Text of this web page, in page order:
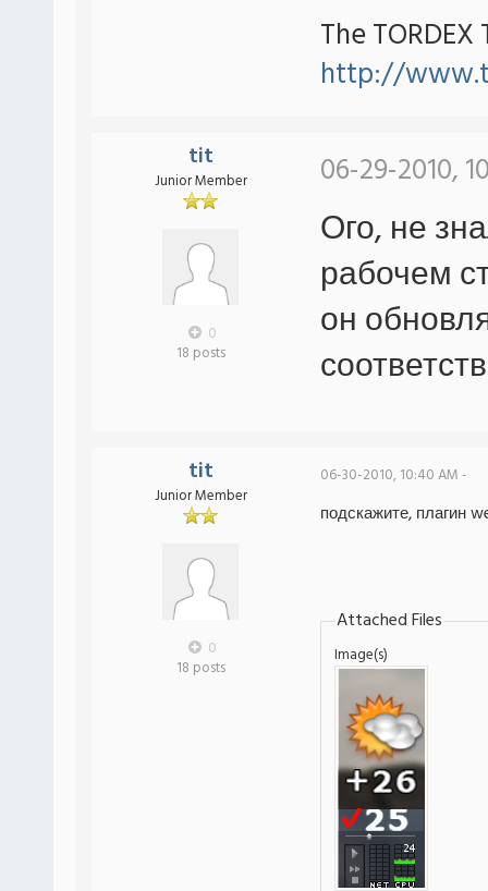
The TORDEX
http://
tit
Junior Member
0
18 posts
06-29-2010,
Ого, не
рабочем
он
tit
Junior Member
0
18 posts
06-30-2010, 10:40 AM -
подскажите, плагин
Attached Files
Image(s)